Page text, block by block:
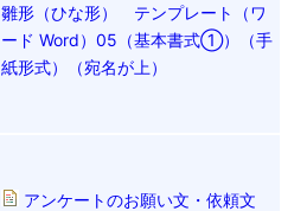
雛形（ひな形） テンプレート（ワ
ード Word）05（基本書式①）（手
紙形式）（宛名が上）
アンケートのお願い文・依頼文